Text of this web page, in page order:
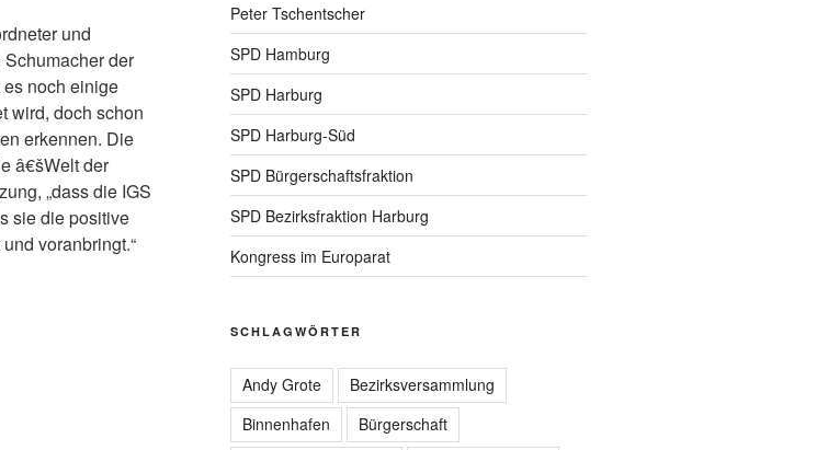
und
der
noch einige
wird, doch schon
erkennen. Die
â€šWelt der
„dass die IGS
sie die positive
voranbringt.“
Peter Tschentscher
SPD Hamburg
SPD Harburg
SPD Harburg-Süd
SPD Bürgerschaftsfraktion
SPD Bezirksfraktion Harburg
Kongress im Europarat
SCHLAGWÖRTER
Andy Grote
Bezirksversammlung
Binnenhafen
Bürgerschaft